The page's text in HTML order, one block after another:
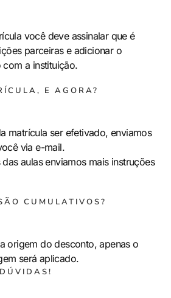
você deve assinalar que é
parceiras e adicionar o
com a instituição.
E AGORA?
matrícula ser efetivado, enviamos
via e-mail.
aulas enviamos mais instruções
CUMULATIVOS?
origem do desconto, apenas o
será aplicado.